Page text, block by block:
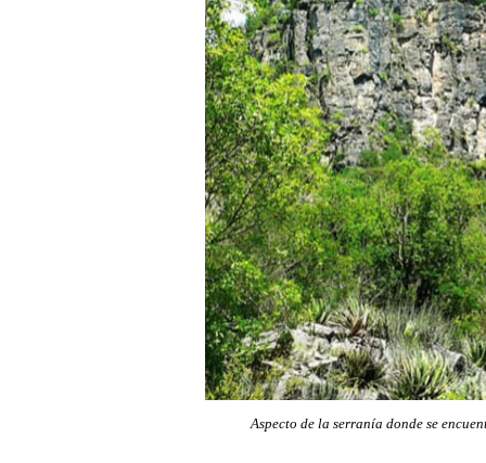
Aspecto de la serranía donde se